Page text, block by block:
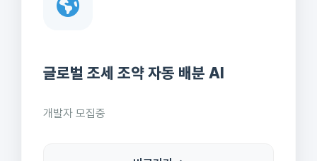
글로벌 조세 조약 자동 배분 AI
개발자 모집중